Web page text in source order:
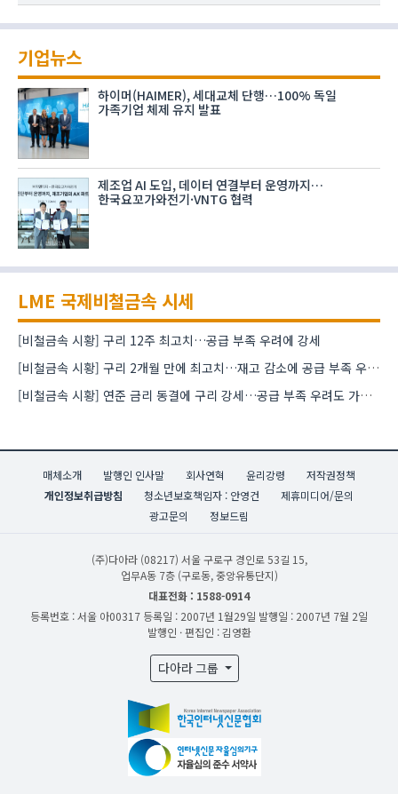
기업뉴스
하이머(HAIMER), 세대교체 단행…100% 독일
가족기업 체제 유지 발표
제조업 AI 도입, 데이터 연결부터 운영까지…
한국요꼬가와전기·VNTG 협력
LME 국제비철금속 시세
[비철금속 시황] 구리 12주 최고치…공급 부족 우려에 강세
[비철금속 시황] 구리 2개월 만에 최고치…재고 감소에 공급 부족 우려 확대
[비철금속 시황] 연준 금리 동결에 구리 강세…공급 부족 우려도 가격 지지
매체소개 발행인 인사말 회사연혁 윤리강령
저작권정책
개인정보취급방침
청소년보호책임자 : 안영건
제휴미디어/문의
광고문의
정보드림
(주)다아라 (08217) 서울 구로구 경인로 53길 15,
업무A동 7층 (구로동, 중앙유통단지)
대표전화 : 1588-0914
등록번호 : 서울 아00317 등록일 : 2007년 1월29일 발행일 : 2007년 7월 2일
발행인 · 편집인 : 김영환
다아라 그룹